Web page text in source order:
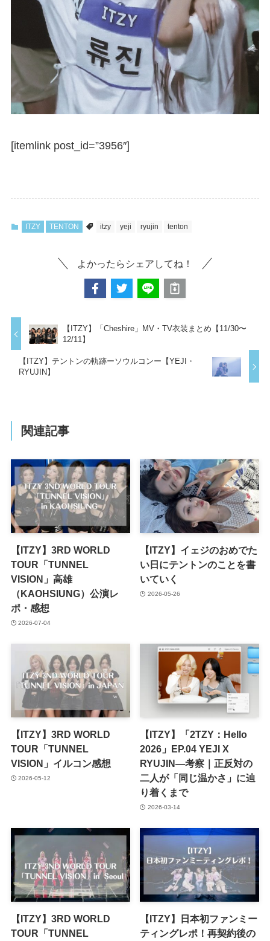
[itemlink post_id=”3956″]
ITZY TENTON itzy yeji ryujin tenton
よかったらシェアしてね！
【ITZY】「Cheshire」MV・TV衣装まとめ【11/30〜
12/11】
【ITZY】テントンの軌跡ーソウルコンー【YEJI・
RYUJIN】
関連記事
【ITZY】3RD WORLD
TOUR「TUNNEL
VISION」高雄
（KAOHSIUNG）公演レ
ポ・感想
2026-07-04
【ITZY】イェジのおめでた
い日にテントンのことを書
いていく
2026-05-26
【ITZY】3RD WORLD
TOUR「TUNNEL
VISION」イルコン感想
2026-05-12
【ITZY】「2TZY：Hello
2026」EP.04 YEJI X
RYUJIN—考察｜正反対の
二人が「同じ温かさ」に辿
り着くまで
2026-03-14
【ITZY】3RD WORLD
TOUR「TUNNEL
【ITZY】日本初ファンミー
ティングレポ！再契約後の